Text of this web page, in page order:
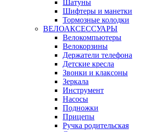
Шатуны
Шифтеры и манетки
Тормозные колодки
ВЕЛОАКСЕССУАРЫ
Велокомпьютеры
Велокорзины
Держатели телефона
Детские кресла
Звонки и клаксоны
Зеркала
Инструмент
Насосы
Подножки
Прицепы
Ручка родительская